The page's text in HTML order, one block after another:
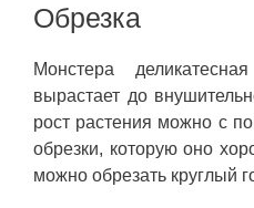
Обрезка
Монстера
вырастает до
рост растения можно с
обрезки, которую оно
можно обрезать круглый